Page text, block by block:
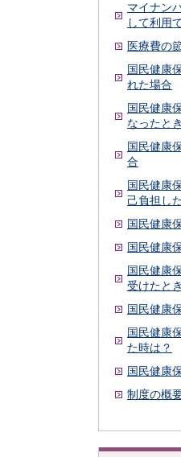
マイナン
して利用
医療費の
国民健康
れた場合
国民健康
なったと
国民健康
合
国民健康
己負担し
国民健康
国民健康
国民健康
受けたとき
国民健康
国民健康
た時は？
国民健康
制度の概